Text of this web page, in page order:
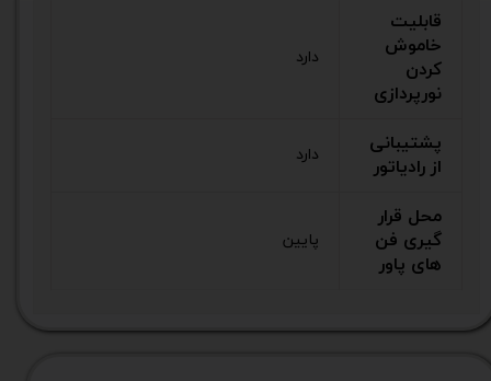
قابلیت
خاموش
کردن
نورپردازی
دارد
پشتیبانی
از رادیاتور
دارد
محل قرار
گیری فن
های پاور
پایین